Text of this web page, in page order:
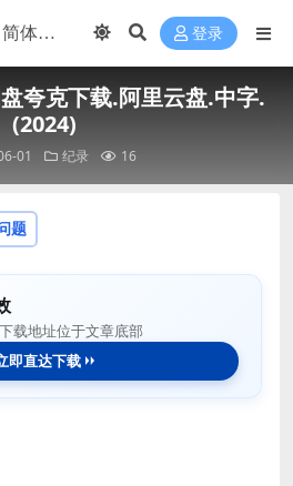
登录
夸克下载.阿里云盘.中字.
(2024)
01 纪录 16
题
载地址位于文章底部
即直达下载